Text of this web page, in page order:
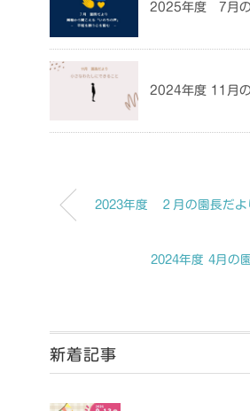
2025年度 7月の
2024年度 11月
2023年度 ２月の園長だよ
2024年度 4月の
新着記事